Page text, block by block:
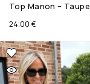
Top Manon – Taupe
24.00 €